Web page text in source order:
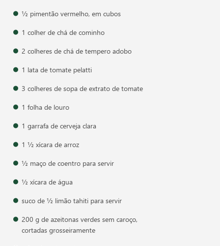
½ pimentão vermelho, em cubos
1 colher de chá de cominho
2 colheres de chá de tempero adobo
1 lata de tomate pelatti
3 colheres de sopa de extrato de tomate
1 folha de louro
1 garrafa de cerveja clara
1 ½ xícara de arroz
½ maço de coentro para servir
½ xícara de água
suco de ½ limão tahiti para servir
200 g de azeitonas verdes sem caroço,
cortadas grosseiramente